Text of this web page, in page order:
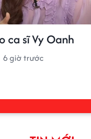
ca sĩ Vy Oanh
6 giờ trước